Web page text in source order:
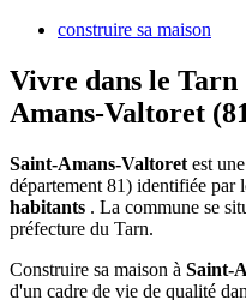
construire sa maison
Vivre dans le
Amans-Valtoret
Saint-Amans-Valtoret est
département 81) identifiée par
habitants . La commune se
préfecture du Tarn.
Construire sa maison à Saint-
d'un cadre de vie de qualité